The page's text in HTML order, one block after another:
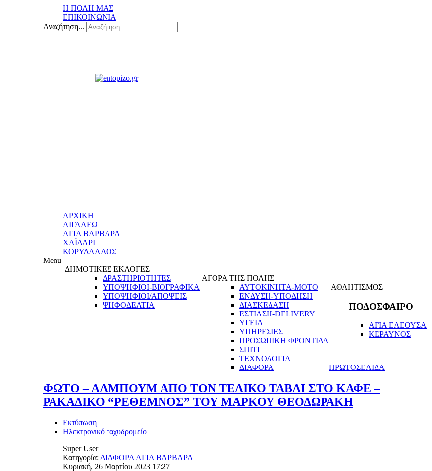
Η ΠΟΛΗ ΜΑΣ
ΕΠΙΚΟΙΝΩΝΙΑ
Αναζήτηση...
ΑΡΧΙΚΗ
ΑΙΓΑΛΕΩ
ΑΓΙΑ ΒΑΡΒΑΡΑ
ΧΑΪΔΑΡΙ
ΚΟΡΥΔΑΛΛΟΣ
Menu
ΔΗΜΟΤΙΚΕΣ ΕΚΛΟΓΕΣ
ΔΡΑΣΤΗΡΙΟΤΗΤΕΣ
ΥΠΟΨΗΦΙΟΙ-ΒΙΟΓΡΑΦΙΚΑ
ΥΠΟΨΗΦΙΟΙ/ΑΠΟΨΕΙΣ
ΨΗΦΟΔΕΛΤΙΑ
ΑΓΟΡΑ ΤΗΣ ΠΟΛΗΣ
ΑΥΤΟΚΙΝΗΤΑ-ΜΟΤΟ
ΕΝΔΥΣΗ-ΥΠΟΔΗΣΗ
ΔΙΑΣΚΕΔΑΣΗ
ΕΣΤΙΑΣΗ-DELIVERY
ΥΓΕΙΑ
ΥΠΗΡΕΣΙΕΣ
ΠΡΟΣΩΠΙΚΗ ΦΡΟΝΤΙΔΑ
ΣΠΙΤΙ
ΤΕΧΝΟΛΟΓΙΑ
ΔΙΑΦΟΡΑ
ΑΘΛΗΤΙΣΜΟΣ
ΠΟΔΟΣΦΑΙΡΟ
ΑΓΙΑ ΕΛΕΟΥΣΑ
ΚΕΡΑΥΝΟΣ
ΠΡΩΤΟΣΕΛΙΔΑ
ΦΩΤΟ – ΑΛΜΠΟΥΜ ΑΠΟ ΤΟΝ ΤΕΛΙΚΟ ΤΑΒΛΙ ΣΤΟ ΚΑΦΕ –
ΡΑΚΑΔΙΚΟ “ΡΕΘΕΜΝΟΣ” ΤΟΥ ΜΑΡΚΟΥ ΘΕΟΔΩΡΑΚΗ
Εκτύπωση
Ηλεκτρονικό ταχυδρομείο
Super User
Κατηγορία: ΔΙΑΦΟΡΑ ΑΓΙΑ ΒΑΡΒΑΡΑ
Κυριακή, 26 Μαρτίου 2023 17:27